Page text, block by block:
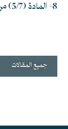
8- المادة (5/7) من اتفاقية هامبورج لعام 1978.
جميع المقالات